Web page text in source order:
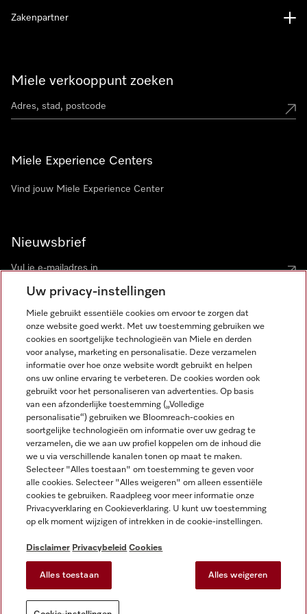
Miele verkooppunt zoeken
Miele Experience Centers
Vind jouw Miele Experience Center
Nieuwsbrief
Zakenpartner
Disclaimer
Algemene voorwaarden en informatie
Privacybeleid
Gebruiksvoorwaarden
Toegankelijkheidsverklaring
Digital Services Act
Cookie-instellingen
Miele op Instagram
Miele op Facebook
Miele op Youtube
Uw privacy-instellingen
Miele gebruikt essentiële cookies om ervoor te zorgen dat
onze website goed werkt. Met uw toestemming gebruiken we
cookies en soortgelijke technologieën van Miele en derden
voor analyse, marketing en personalisatie. Deze verzamelen
informatie over hoe onze website wordt gebruikt en helpen
ons uw online ervaring te verbeteren. De cookies worden ook
gebruikt voor het personaliseren van advertenties. Op basis
van een afzonderlijke toestemming („Volledige
personalisatie“) gebruiken we Bloomreach-cookies en
soortgelijke technologieën om informatie over uw gedrag te
verzamelen, die we aan uw profiel koppelen om de inhoud die
we u via verschillende kanalen tonen op maat te maken.
Selecteer "Alles toestaan" om toestemming te geven voor
alle cookies. Selecteer "Alles weigeren" om alleen essentiële
cookies te gebruiken. Raadpleeg voor meer informatie onze
Privacyverklaring en Cookieverklaring. U kunt uw toestemming
op elk moment wijzigen of intrekken in de cookie-instellingen.
Disclaimer Privacybeleid Cookies
Alles toestaan Alles weigeren